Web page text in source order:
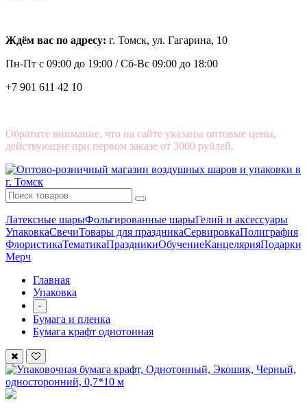
Ждём вас по адресу: г. Томск, ул. Гагарина, 10
Пн-Пт с 09:00 до 19:00 /Сб-Вс 09:00 до 18:00
+7 901 611 42 10
Обратите внимание, что на сайте указаны оптовые цены,
действующие при первом заказе от 3000 рублей.
Латексные шарыФольгированные шарыГелий и аксессуары
УпаковкаСвечиТовары для праздникаСервировкаПолиграфия
ФлористикаТематикаПраздникиОбучениеКанцелярияПодарки
Мерч
Главная
Упаковка
-
Бумага и пленка
Бумага крафт однотонная